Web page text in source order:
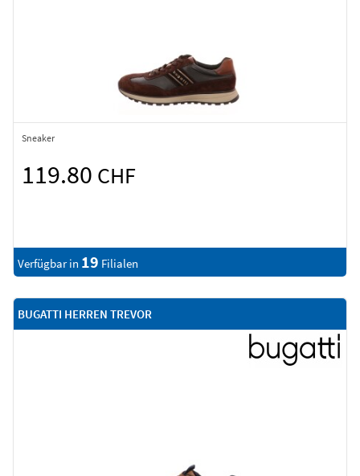
Sneaker
119.80 CHF
Verfügbar in 19 Filialen
BUGATTI HERREN TREVOR